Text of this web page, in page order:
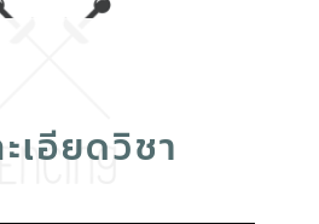
เอียดวิชา